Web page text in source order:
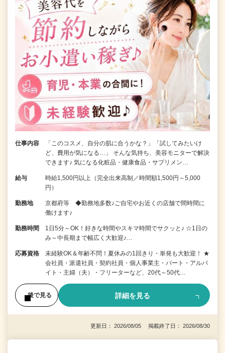
仕事内容
「このコスメ、自分の肌に合うかな？」「試してみたいけ
ど、費用が気になる…」 そんな気持ち、美容モニターで解決
できます♪ 気になる化粧品・健康食品・サプリメン…
給与
時給1,500円以上（完全出来高制／時間額1,500円～5,000
円）
勤務地
京都府等 ◆勤務地多数♪ご自宅やお近くの店舗で間時間に
働けます♪
勤務時間
1日5分～OK！好きな時間やスキマ時間でサクッと♪ ☆1日の
み～中長期まで幅広く大歓迎♪…
応募資格
未経験OK＆年齢不問！夏休みの1回きり・単発も大歓迎！ ★
会社員・派遣社員・契約社員・個人事業主・パート・アルバ
イト・主婦（夫）・フリーターなど、20代～50代…
後で見る 詳細を見る
更新日： 2026/08/05 掲載終了日： 2026/08/30